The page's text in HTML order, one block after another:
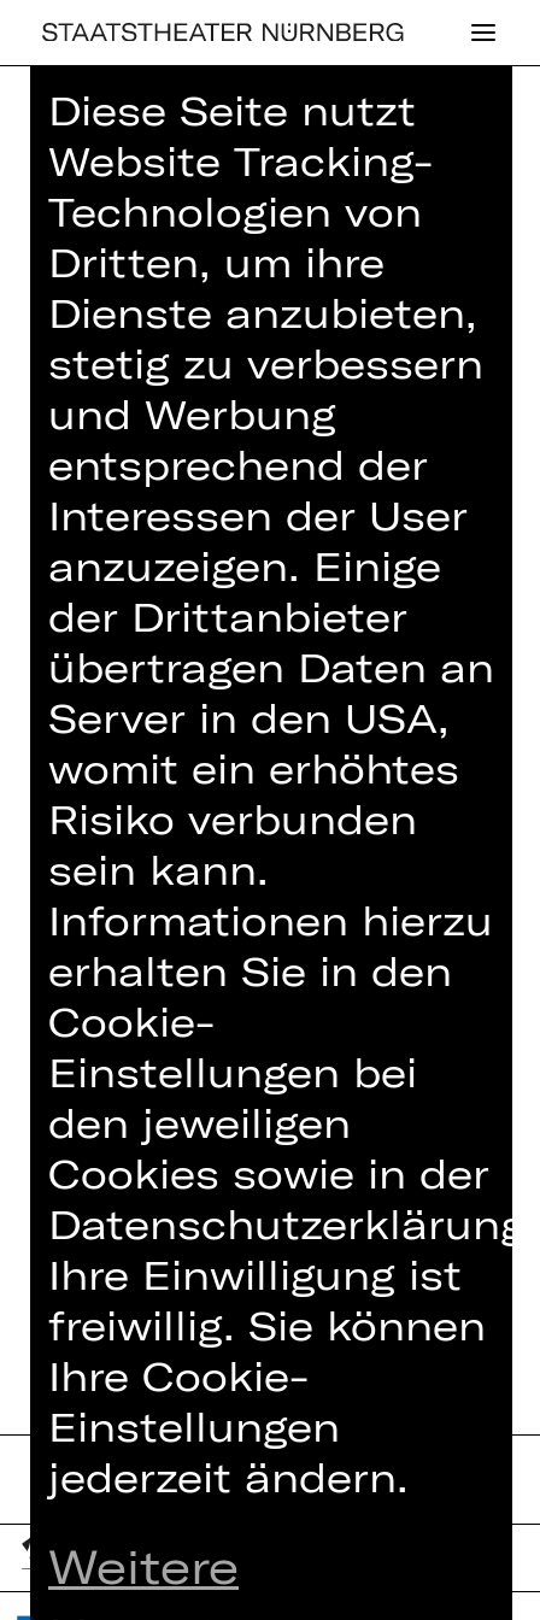
Home>Haus> Oper
OPER
> PREMIEREN 2026/27
> WIEDERAUFNAHMEN
2026/27
> OPERNENSEMBLE
> OPERNCHOR
> STAATSPHILHARMONIE
NÜRNBERG
> INTERNATIONALES
OPERNSTUDIO
> KINDEROPERNCHOR
> INTERNATIONALER
GESANGSWETTBEWERB „DIE
MEISTERSINGER VON
NÜRNBERG“
Diese Seite nutzt
Website Tracking-
Technologien von
Dritten, um ihre
Dienste anzubieten,
stetig zu verbessern
und Werbung
entsprechend der
Interessen der User
anzuzeigen. Einige
der Drittanbieter
übertragen Daten an
Server in den USA,
womit ein erhöhtes
Risiko verbunden
sein kann.
Informationen hierzu
erhalten Sie in den
Cookie-
Einstellungen bei
den jeweiligen
Cookies sowie in der
Datenschutzerklärung.
Ihre Einwilligung ist
freiwillig. Sie können
Ihre Cookie-
Einstellungen
jederzeit ändern.
Weitere